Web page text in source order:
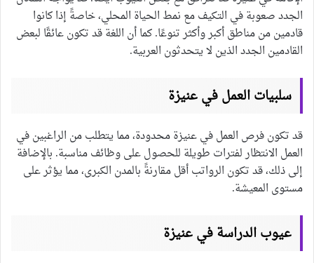
الجدد صعوبة في التكيف مع نمط الحياة المحلي، خاصةً إذا كانوا
قادمين من مناطق أكبر وأكثر تنوعًا. كما أن اللغة قد تكون عائقًا لبعض
القادمين الجدد الذين لا يتحدثون العربية.
سلبيات العمل في عنيزة
قد تكون فرص العمل في عنيزة محدودة، مما يتطلب من الراغبين في
العمل الانتظار لفترات طويلة للحصول على وظائف مناسبة. بالإضافة
إلى ذلك، قد تكون الرواتب أقل مقارنةً بالمدن الكبرى، مما يؤثر على
مستوى المعيشة.
عيوب الدراسة في عنيزة